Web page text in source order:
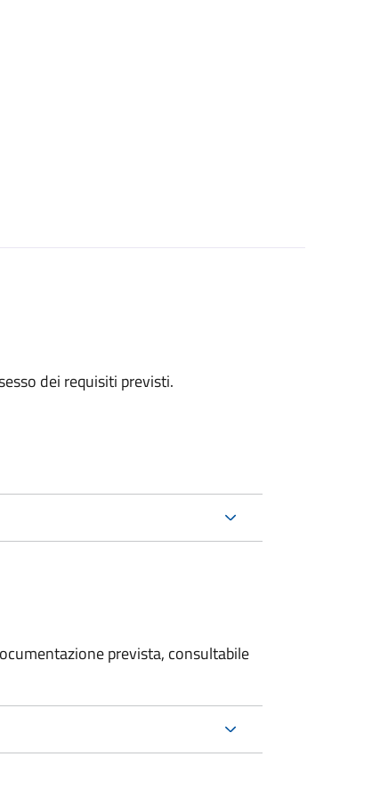
dei requisiti previsti.
prevista, consultabile